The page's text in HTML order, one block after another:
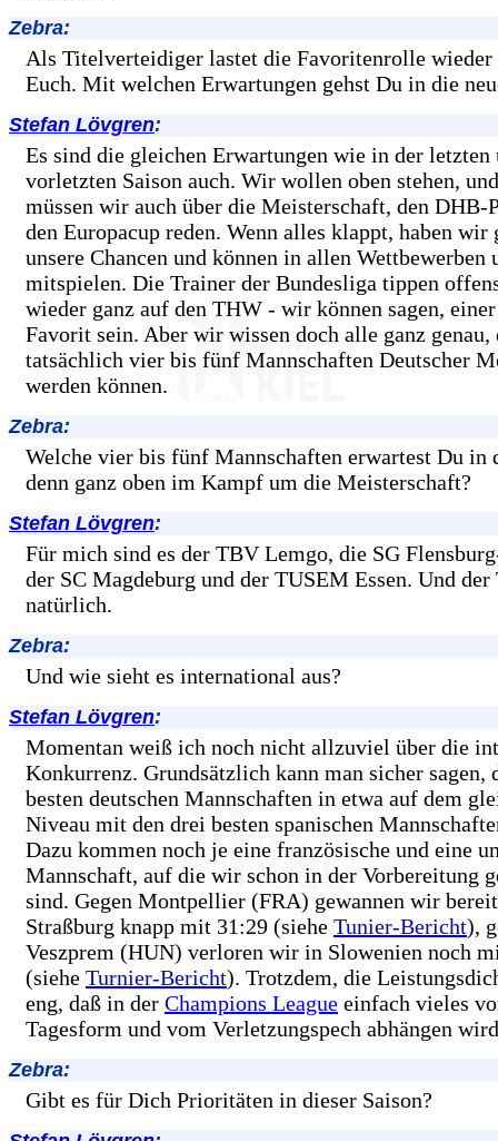
Zebra:
Als Titelverteidiger lastet die Favoritenrolle
Euch. Mit welchen Erwartungen gehst Du in die
Stefan Lövgren:
Es sind die gleichen Erwartungen wie in der letzten
vorletzten Saison auch. Wir wollen oben stehen,
müssen wir auch über die Meisterschaft, den DHB-
den Europacup reden. Wenn alles klappt, haben wir
unsere Chancen und können in allen Wettbewerben
mitspielen. Die Trainer der Bundesliga tippen
wieder ganz auf den THW - wir können sagen,
Favorit sein. Aber wir wissen doch alle ganz genau,
tatsächlich vier bis fünf Mannschaften Deutscher
werden können.
Zebra:
Welche vier bis fünf Mannschaften erwartest Du in
denn ganz oben im Kampf um die Meisterschaft?
Stefan Lövgren:
Für mich sind es der TBV Lemgo, die SG
der SC Magdeburg und der TUSEM Essen. Und
natürlich.
Zebra:
Und wie sieht es international aus?
Stefan Lövgren:
Momentan weiß ich noch nicht allzuviel über die
Konkurrenz. Grundsätzlich kann man sicher sagen,
besten deutschen Mannschaften in etwa auf dem
Niveau mit den drei besten spanischen
Dazu kommen noch je eine französische und eine
Mannschaft, auf die wir schon in der Vorbereitung
sind. Gegen Montpellier (FRA) gewannen wir
Straßburg knapp mit 31:29 (siehe Tunier-Bericht),
Veszprem (HUN) verloren wir in Slowenien noch
(siehe Turnier-Bericht). Trotzdem, die
eng, daß in der Champions League einfach vieles
Tagesform und vom Verletzungspech abhängen
Zebra:
Gibt es für Dich Prioritäten in dieser Saison?